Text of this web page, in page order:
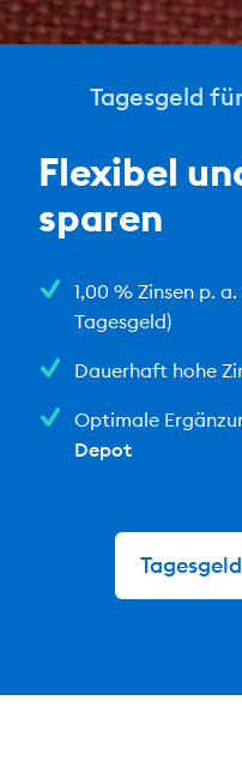
Tagesgeld
Flexibel
sparen
1,00 % Zinsen p.
Tagesgeld)
Dauerhaft hohe
Optimale
Depot